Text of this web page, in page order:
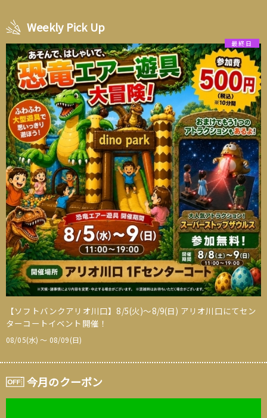
Weekly Pick Up
【ソフトバンクアリオ川口】8/5(火)～8/9(日) アリオ川口にてセン
ターコートイベント開催！
08/05(水) 〜 08/09(日)
今月のクーポン